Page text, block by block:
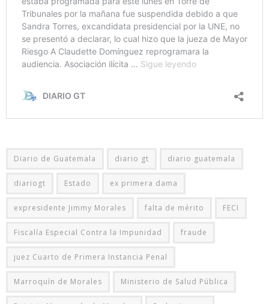
Diario de Guatemala diario gt diario guatemala
diariogt Estado ex primera dama
expresidente Jimmy Morales falta de mérito FECI
Fiscalía Especial Contra la Impunidad fraude
juez Cuarto de Primera Instancia Penal
Marroquín de Morales Ministerio de Salud Pública